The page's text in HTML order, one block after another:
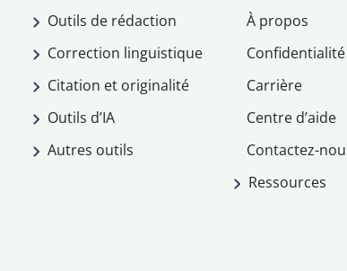
Outils de rédaction
Correction linguistique
Citation et originalité
Outils d’IA
Autres outils
À propos
Confidentialité
Carrière
Centre d’aide
Contactez-
Ressources